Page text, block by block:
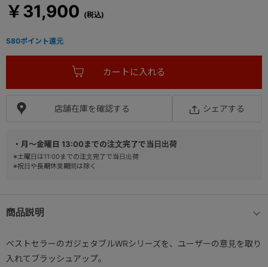
・月～金曜日 13:00までの注文完了で当日出荷
※土曜日は11:00までの注文完了で当日出荷
※祝日や長期休業期間は除く
￥31,900
商品説明
ベストセラーのガジェタブルWRシリーズを、ユーザーの意見を取り
入れてブラッシュアップ。
店舗在庫を確認する シェアする
580ポイント還元